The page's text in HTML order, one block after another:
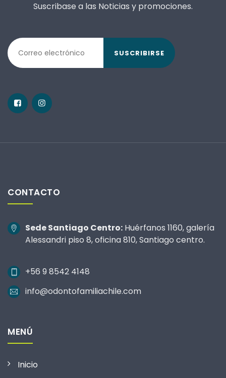
Suscribase a las Noticias y promociones.
SUSCRIBIRSE
CONTACTO
Sede Santiago Centro: Huérfanos 1160, galería
Alessandri piso 8, oficina 810, Santiago centro.
+56 9 8542 4148
info@odontofamiliachile.com
MENÚ
Inicio